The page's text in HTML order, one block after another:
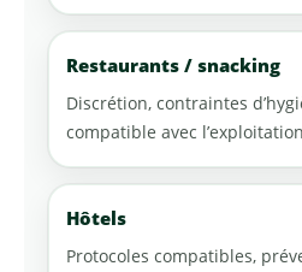
Restaurants / snacking
Discrétion, contraintes
compatible avec
Hôtels
Protocoles compatibles,